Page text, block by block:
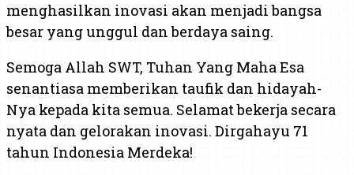
menghasilkan inovasi akan menjadi bangsa
besar yang unggul dan berdaya saing.
Semoga Allah SWT, Tuhan Yang Maha Esa
senantiasa memberikan taufik dan hidayah-
Nya kepada kita semua. Selamat bekerja secara
nyata dan gelorakan inovasi. Dirgahayu 71
tahun Indonesia Merdeka!